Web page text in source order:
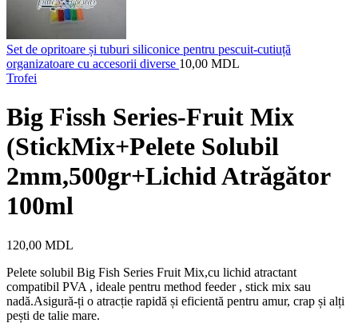
Set de opritoare și tuburi siliconice pentru pescuit-cutiuță
organizatoare cu accesorii diverse 10,00 MDL
Trofei
Big Fissh Series-Fruit Mix
(StickMix+Pelete Solubil
2mm,500gr+Lichid Atrăgător
100ml
120,00 MDL
Pelete solubil Big Fish Series Fruit Mix,cu lichid atractant
compatibil PVA , ideale pentru method feeder , stick mix sau
nadă.Asigură-ți o atracție rapidă și eficientă pentru amur, crap și alți
pești de talie mare.